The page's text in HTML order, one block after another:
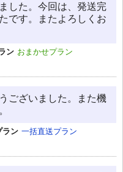
した。今回は、発送完
です。またよろしくお
ン おまかせプラン
ございました。また機
ラン 一括直送プラン